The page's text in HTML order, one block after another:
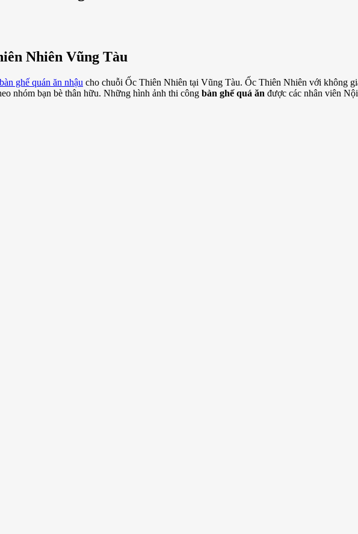
Nhiên Vũng Tàu
bàn ghế quán ăn nhậu cho chuỗi Ốc Thiên Nhiên tại Vũng Tàu. Ốc Thiên Nhiên với không
nhóm bạn bè thân hữu. Những hình ảnh thi công bàn ghế quá ăn được các nhân viên